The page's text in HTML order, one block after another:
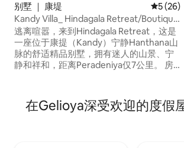
别墅 ｜ 康堤 平均评
5 (26)
Kandy Villa_ Hindagala Retreat/Boutique
V_整套
逃离喧嚣，来到Hindagala Retreat，这是
一座位于康提（Kandy）宁静Hanthana山
脉的舒适精品别墅，拥有迷人的山景、宁
静和祥和，距离Peradeniya仅7公里。 房
厨师为您准备餐点。 非常适合度假、远程
工作、瑜伽、徒步旅行和冥想。 位于前往
在Gelioya深受欢迎的度假